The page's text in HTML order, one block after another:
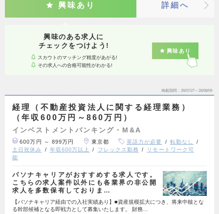
興味あり 詳細へ
興味のある求人に
チェックをつけよう!
スカウトのマッチング精度があがる!
その求人への合格可能性がわかる!
興味あり
掲載期間 26/07/27～26/08/09
経理（不動産投資法人に関する経理業務）
（年収600万円～860万円）
インベストメントバンキング・M&A
600万円 ～ 899万円 東京都 英語力が必要
転勤なし
土日祝休み
年収600万以上 フレックス勤務
リモートワーク可
能
パソナキャリアがおすすめする求人です。
こちらの求人案件以外にも各業界の非公開
求人を多数保有しておりま…
【パソナキャリア経由での入社実績あり】■資産規模拡大につき、将来中核とな
る幹部候補となる即戦力として募集いたします。 財務…